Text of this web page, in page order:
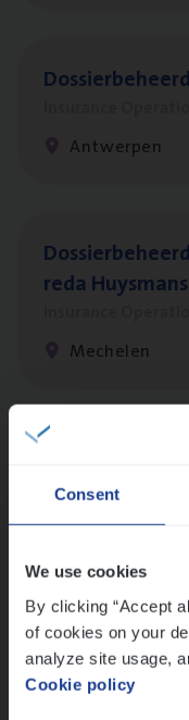
Consent
We use cookies
By clicking “Accept
of cookies on your
analyze site usage,
Cookie policy
Antwerpen
re­da
Mechelen
Insurance
Antwerpen en
Pro­fit en Public
Insurance